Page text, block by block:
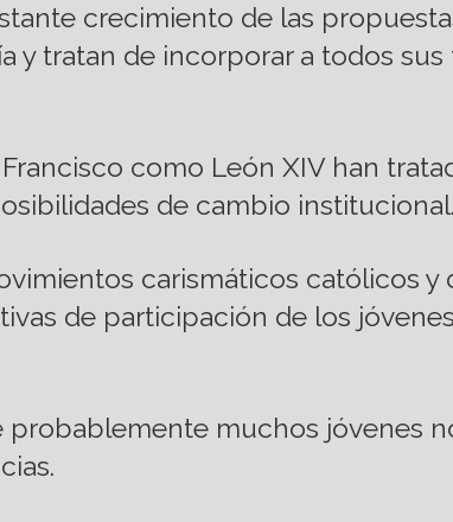
crecimiento de las
y tratan de incorporar a todos
como León XIV han
de cambio institucional.
carismáticos católicos
de participación de los
muchos jóvenes